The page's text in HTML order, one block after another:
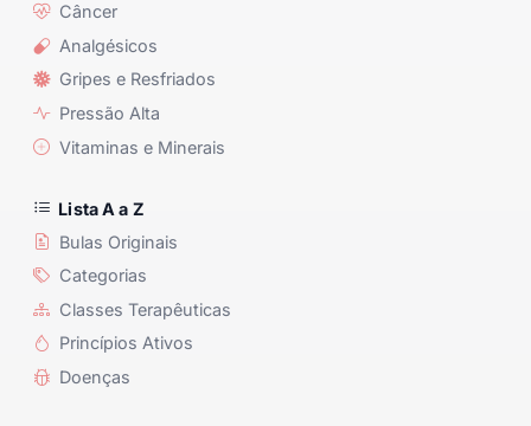
Câncer
Analgésicos
Gripes e Resfriados
Pressão Alta
Vitaminas e Minerais
Lista A a Z
Bulas Originais
Categorias
Classes Terapêuticas
Princípios Ativos
Doenças